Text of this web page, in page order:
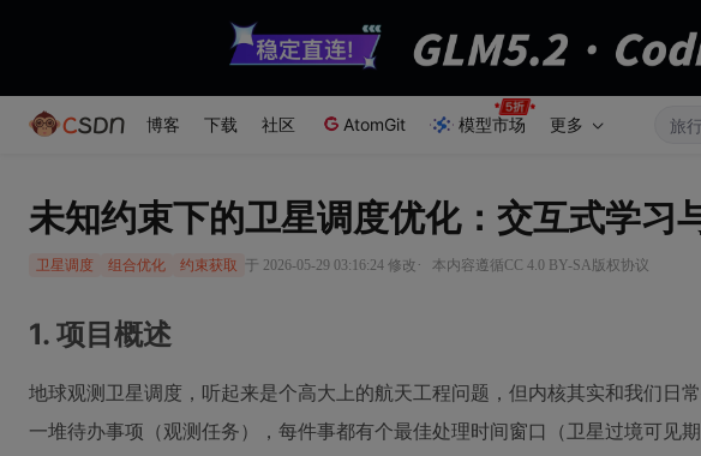
博客 下载 社区 AtomGit 模型市场 更多
未知约束下的卫星调度优化：交互式学习
卫星调度 组合优化 约束获取 于 2026-05-29 03:16:24 修改 · 本内容遵循CC 4.0 BY-SA版权协议
1. 项目概述
地球观测卫星调度，听起来是个高大上的航天工程问题，但内核其实和我们日
一堆待办事项（观测任务），每件事都有个最佳处理时间窗口（卫星过境可见